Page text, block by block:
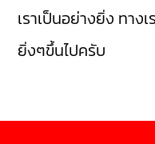
เราเป็นอย่างยิ่ง ทาง
ยิ่งๆขึ้นไปครับ